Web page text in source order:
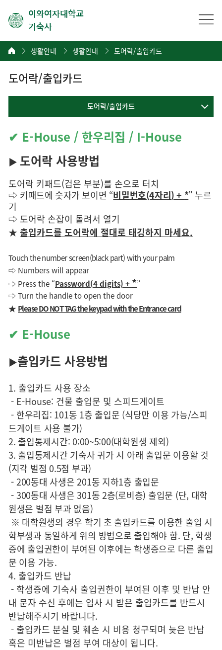
이화여자대학교
기숙사
생활안내 생활안내 도어락/출입카드
도어락/출입카드
도어락/출입카드
✔ E-House / 한우리집 / I-House
▶ 도어락 사용방법
도어락 키패드(검은 부분)를 손으로 터치
⇨ 키패드에 숫자가 보이면 “비밀번호(4자리) + *” 누르
기
⇨ 도어락 손잡이 돌려서 열기
★ 출입카드를 도어락에 절대로 태깅하지 마세요.
Touch the number screen(black part) with your palm
⇨ Numbers will appear
⇨ Press the “Password(4 digits) + *”
⇨ Turn the handle to open the door
★ Please DO NOT TAG the keypad with the Entrance card
✔ E-House
▶출입카드 사용방법
1. 출입카드 사용 장소
- E-House: 건물 출입문 및 스피드게이트
- 한우리집: 101동 1층 출입문 (식당만 이용 가능/스피
드게이트 사용 불가)
2. 출입통제시간: 0:00~5:00(대학원생 제외)
3. 출입통제시간 기숙사 귀가 시 아래 출입문 이용할 것
(지각 벌점 0.5점 부과)
-200동대 사생은201동 지하1층 출입문
-300동대 사생은301동2층(로비층) 출입문 (단, 대학
원생은 벌점 부과 없음)
※ 대학원생의 경우 학기 초 출입카드를 이용한 출입 시
학부생과 동일하게 위의 방법으로 출입해야 함. 단, 학생
증에 출입권한이 부여된 이후에는 학생증으로 다른 출입
문 이용 가능.
4. 출입카드 반납
- 학생증에 기숙사 출입권한이 부여된 이후 및 반납 안
내 문자 수신 후에는 입사 시 받은 출입카드를 반드시
반납해주시기 바랍니다.
- 출입카드 분실 및 훼손 시 비용 청구되며 늦은 반납
혹은 미반납은 벌점 부여 대상이 됩니다.